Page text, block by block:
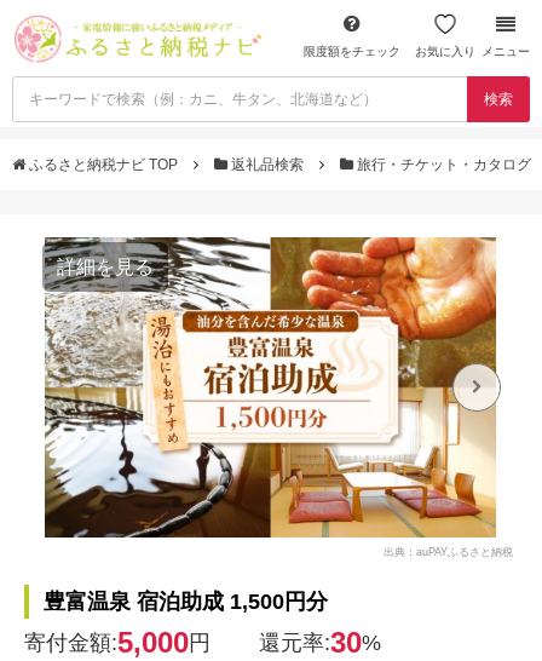
限度額をチェック お気に入り メニュー
検索
ふるさと納税ナビ TOP 返礼品検索 旅行・チケット・カタログ
詳細を見る
出典：auPAYふるさと納税
豊富温泉 宿泊助成 1,500円分
寄付金額:5,000円 還元率:30%